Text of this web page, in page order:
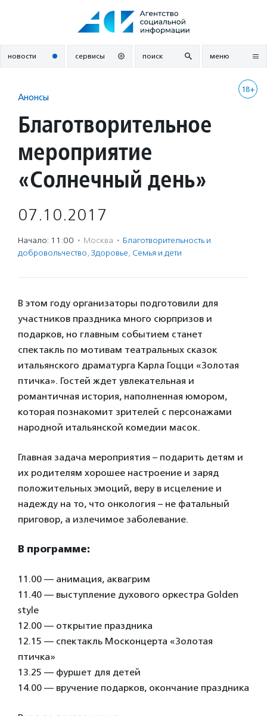
новости сервисы поиск меню
18+
Анонсы
Благотворительное
мероприятие
«Солнечный день»
07.10.2017
Начало: 11:00 · Москва · Благотвори­тель­ность и
доброволь­чест­во, Здоровье, Семья и дети
В этом году организаторы подготовили для
участников праздника много сюрпризов и
подарков, но главным событием станет
спектакль по мотивам театральных сказок
итальянского драматурга Карла Гоцци «Золотая
птичка». Гостей ждет увлекательная и
романтичная история, наполненная юмором,
которая познакомит зрителей с персонажами
народной итальянской комедии масок.
Главная задача мероприятия – подарить детям и
их родителям хорошее настроение и заряд
положительных эмоций, веру в исцеление и
надежду на то, что онкология – не фатальный
приговор, а излечимое заболевание.
В программе:
11.00 — анимация, аквагрим
11.40 — выступление духового оркестра Golden
style
12.00 — открытие праздника
12.15 — спектакль Москонцерта «Золотая
птичка»
13.25 — фуршет для детей
14.00 — вручение подарков, окончание праздника